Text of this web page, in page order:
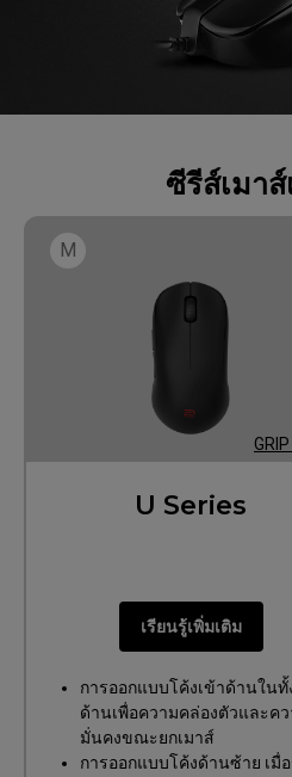
ซีรีส์เมา
M
U Series
ด้านข้างโค้งมน เคลื่อนไหวคล่
เรียนรู้เพิ่มเติม
การออกแบบโค้งเข้าด้านในทั้
ด้านเพื่อความคล่องตัวและค
มั่นคงขณะยกเมาส์
การออกแบบโค้งด้านซ้าย เมื่